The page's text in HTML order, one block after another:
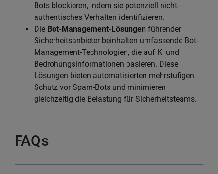
Bots blockieren, indem sie potenziell nicht-
authentisches Verhalten identifizieren.
Die Bot-Management-Lösungen führender
Sicherheitsanbieter beinhalten umfassende Bot-
Management-Technologien, die auf KI und
Bedrohungsinformationen basieren. Diese
Lösungen bieten automatisierten mehrstufigen
Schutz vor Spam-Bots und minimieren
gleichzeitig die Belastung für Sicherheitsteams.
FAQs